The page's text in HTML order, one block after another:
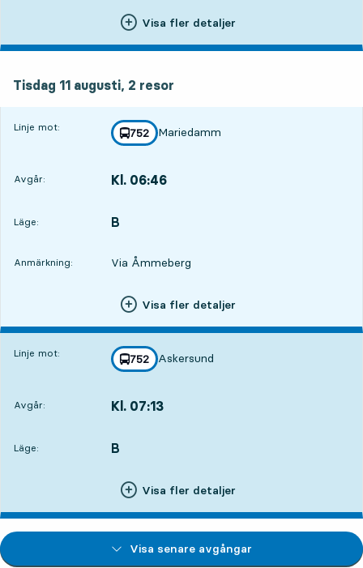
Visa fler detaljer
Tisdag 11 augusti, 2 resor
Linje mot: linje
752
mot
Mariedamm
,
Avgår: Kl. 06:46
Läge:
LÄGE, B
,
Anmärkning: Via Åmmeberg
Visa fler detaljer
Linje mot: linje
752
mot
Askersund
,
Avgår: Kl. 07:13
Läge:
LÄGE, B
,
Visa fler detaljer
Visa senare avgångar